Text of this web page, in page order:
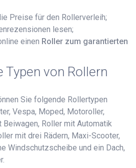
Preise für den Rollerverleih;
lesen;
einen Roller zum garantierten
Typen von Rollern
Sie folgende Rollertypen
Vespa, Moped, Motoroller,
Roller mit Automatik
mit drei Rädern, Maxi-Scooter,
Windschutzscheibe und ein Dach,